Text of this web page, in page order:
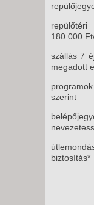
repülőtéri
180 000
szállás 7
megadott
szerint
biztosítás*